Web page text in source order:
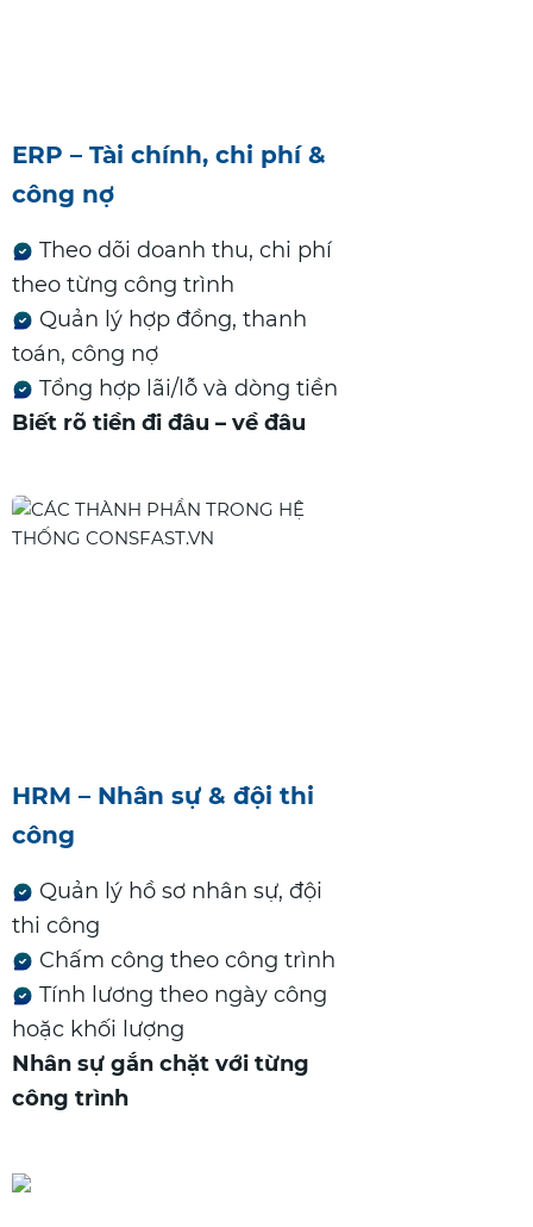
ERP – Tài chính, chi phí &
công nợ
Theo dõi doanh thu, chi phí
theo từng công trình
Quản lý hợp đồng, thanh
toán, công nợ
Tổng hợp lãi/lỗ và dòng tiền
Biết rõ tiền đi đâu – về đâu
HRM – Nhân sự & đội thi
công
Quản lý hồ sơ nhân sự, đội
thi công
Chấm công theo công trình
Tính lương theo ngày công
hoặc khối lượng
Nhân sự gắn chặt với từng
công trình